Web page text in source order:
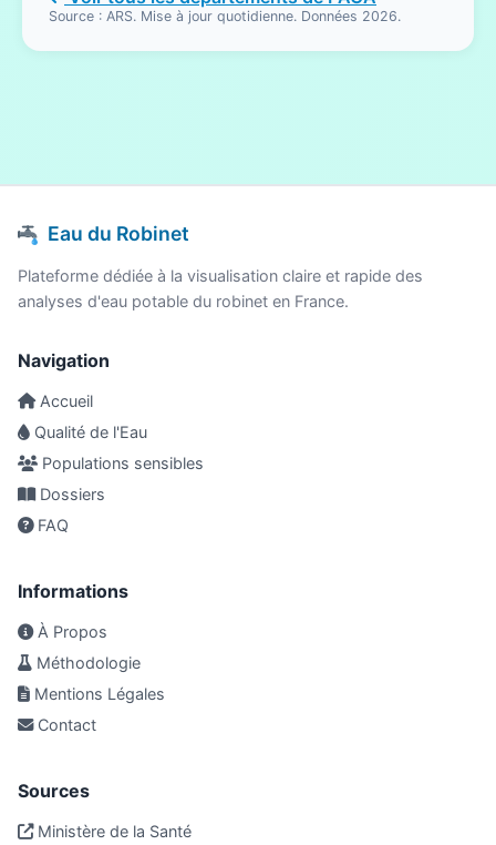
Source : ARS. Mise à jour quotidienne. Données 2026.
Eau du Robinet
Plateforme dédiée à la visualisation claire et rapide des
analyses d'eau potable du robinet en France.
Navigation
Accueil
Qualité de l'Eau
Populations sensibles
Dossiers
FAQ
Informations
À Propos
Méthodologie
Mentions Légales
Contact
Sources
Ministère de la Santé